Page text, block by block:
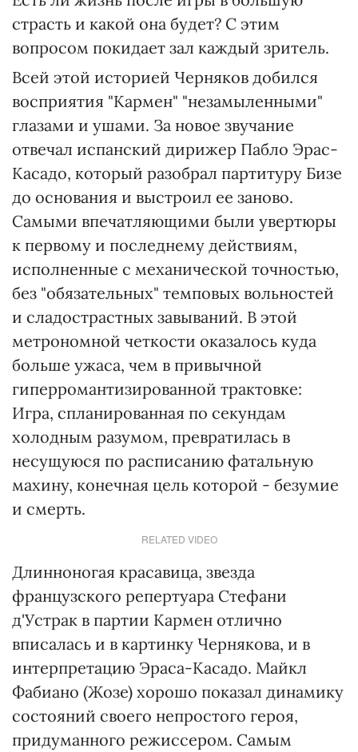
страсть и какой она будет? С этим
вопросом покидает зал каждый зритель.
Всей этой историей Черняков добился
восприятия "Кармен" "незамыленными"
глазами и ушами. За новое звучание
отвечал испанский дирижер Пабло Эрас-
Касадо, который разобрал партитуру Бизе
до основания и выстроил ее заново.
Самыми впечатляющими были увертюры
к первому и последнему действиям,
исполненные с механической точностью,
без "обязательных" темповых вольностей
и сладострастных завываний. В этой
метрономной четкости оказалось куда
больше ужаса, чем в привычной
гиперромантизированной трактовке:
Игра, спланированная по секундам
холодным разумом, превратилась в
несущуюся по расписанию фатальную
махину, конечная цель которой - безумие
и смерть.
RELATED VIDEO
Длинноногая красавица, звезда
французского репертуара Стефани
д'Устрак в партии Кармен отлично
вписалась и в картинку Чернякова, и в
интерпретацию Эраса-Касадо. Майкл
Фабиано (Жозе) хорошо показал динамику
состояний своего непростого героя,
придуманного режиссером. Самым